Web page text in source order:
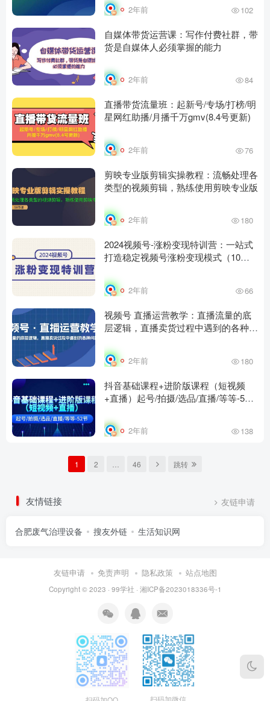
2年前 102
自媒体带货运营课：写作付费社群，带
货是自媒体人必须掌握的能力
2年前 84
直播带货流量班：起新号/专场/打榜/明
星网红助播/月播千万gmv(8.4号更新)
2年前 76
剪映专业版剪辑实操教程：流畅处理各
类型的视频剪辑，熟练使用剪映专业版
2年前 180
2024视频号-涨粉变现特训营：一站式
打造稳定视频号涨粉变现模式（10
2年前 66
视频号 直播运营教学：直播流量的底
层逻辑，直播卖货过程中遇到的各种问
2年前 180
抖音基础课程+进阶版课程（短视频
+直播）起号/拍摄/选品/直播/等等-52
2年前 138
1 2 46 跳转
友情链接 友链申请
合肥废气治理设备 搜友外链 生活知识网
友链申请 免责声明 隐私政策 站点地图
Copyright © 2023 · 99学社 · 湘ICP备2023018336号-1
扫码加微信